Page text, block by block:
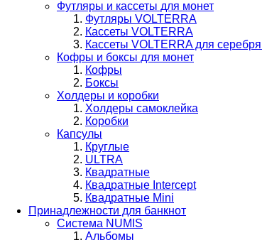
Футляры и кассеты для монет
Футляры VOLTERRA
Кассеты VOLTERRA
Кассеты VOLTERRA для
Кофры и боксы для монет
Кофры
Боксы
Холдеры и коробки
Холдеры самоклейка
Коробки
Капсулы
Круглые
ULTRA
Квадратные
Квадратные Intercept
Квадратные Mini
Принадлежности для банкнот
Система NUMIS
Альбомы